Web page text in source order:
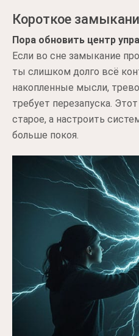
Короткое
Пора обновить центр
Если во сне замыкание
ты слишком долго всё
накопленные мысли,
требует перезапуска.
старое, а настроить
больше покоя.